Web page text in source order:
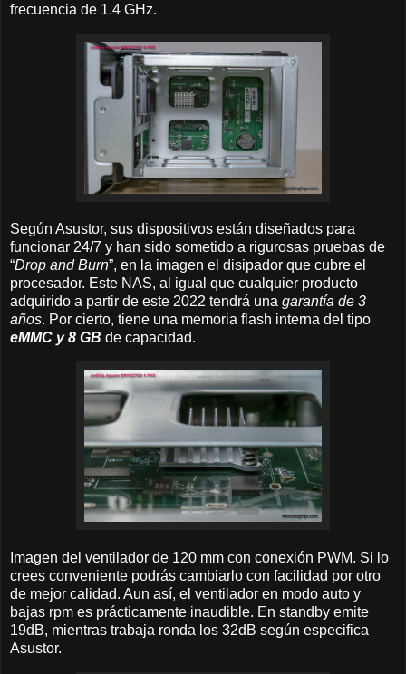
frecuencia de 1.4 GHz.
Según Asustor, sus dispositivos están diseñados para
funcionar 24/7 y han sido sometido a rigurosas pruebas de
“Drop and Burn”, en la imagen el disipador que cubre el
procesador. Este NAS, al igual que cualquier producto
adquirido a partir de este 2022 tendrá una garantía de 3
años. Por cierto, tiene una memoria flash interna del tipo
eMMC y 8 GB de capacidad.
Imagen del ventilador de 120 mm con conexión PWM. Si lo
crees conveniente podrás cambiarlo con facilidad por otro
de mejor calidad. Aun así, el ventilador en modo auto y
bajas rpm es prácticamente inaudible. En standby emite
19dB, mientras trabaja ronda los 32dB según especifica
Asustor.